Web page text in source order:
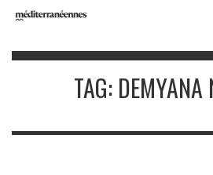
TAG: DEMYANA